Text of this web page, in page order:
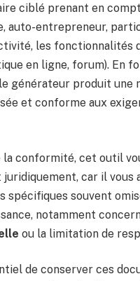
ciblé prenant en
auto-entrepreneur,
les fonctionnalités
en ligne, forum). En
générateur produit une
et conforme aux
la conformité, cet outil
juridiquement, car il vous
spécifiques souvent
notamment
ou la limitation de
de conserver ces